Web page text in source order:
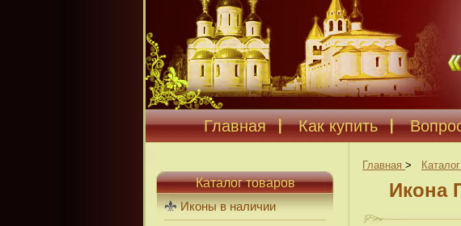
Главная Как купить
Главная >
Икона
Каталог товаров
Иконы в наличии